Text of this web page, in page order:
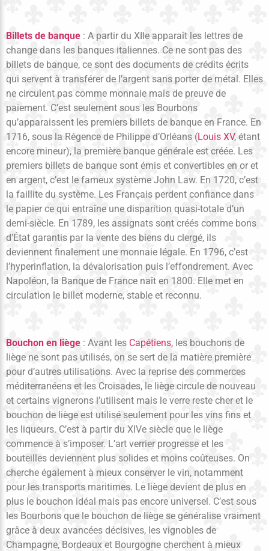
Billets de banque : A partir du XIIe apparaît les lettres de
change dans les banques italiennes. Ce ne sont pas des
billets de banque, ce sont des documents de crédits écrits
qui servent à transférer de l’argent sans porter de métal. Elles
ne circulent pas comme monnaie mais de preuve de
paiement. C’est seulement sous les Bourbons
qu’apparaissent les premiers billets de banque en France. En
1716, sous la Régence de Philippe d’Orléans (Louis XV, étant
encore mineur), la première banque générale est créée. Les
premiers billets de banque sont émis et convertibles en or et
en argent, c’est le fameux système John Law. En 1720, c’est
la faillite du système. Les Français perdent confiance dans
le papier ce qui entraîne une disparition quasi-totale d’un
demi-siècle. En 1789, les assignats sont créés comme bons
d’État garantis par la vente des biens du clergé, ils
deviennent finalement une monnaie légale. En 1796, c’est
l’hyperinflation, la dévalorisation puis l’effondrement. Avec
Napoléon, la Banque de France naît en 1800. Elle met en
circulation le billet moderne, stable et reconnu.
Bouchon en liège : Avant les Capétiens, les bouchons de
liège ne sont pas utilisés, on se sert de la matière première
pour d’autres utilisations. Avec la reprise des commerces
méditerranéens et les Croisades, le liège circule de nouveau
et certains vignerons l’utilisent mais le verre reste cher et le
bouchon de liège est utilisé seulement pour les vins fins et
les liqueurs. C’est à partir du XIVe siècle que le liège
commence à s’imposer. L’art verrier progresse et les
bouteilles deviennent plus solides et moins coûteuses. On
cherche également à mieux conserver le vin, notamment
pour les transports maritimes. Le liège devient de plus en
plus le bouchon idéal mais pas encore universel. C’est sous
les Bourbons que le bouchon de liège se généralise vraiment
grâce à deux avancées décisives, les vignobles de
Champagne, Bordeaux et Bourgogne cherchent à mieux